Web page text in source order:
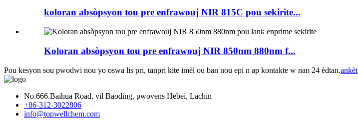
koloran absòpsyon tou pre enfrawouj NIR 815C pou sekirite...
Koloran absòpsyon tou pre enfrawouj NIR 850nm 880nm f...
Pou kesyon sou pwodwi nou yo oswa lis pri, tanpri kite imèl ou ban nou epi n ap kontakte w nan 24 èdtan.ankèt
No.666.Baihua Road, vil Baoding, pwovens Hebei, Lachin
+86-312-3022806
info@topwellchem.com